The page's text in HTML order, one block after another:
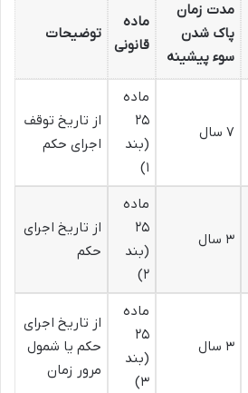
مدت زمان
پاک شدن
سوء پیشینه
ماده
قانونی
توضیحات
۷ سال
ماده
۲۵
(بند
۱)
از تاریخ توقف
اجرای حکم
۳ سال
ماده
۲۵
(بند
۲)
از تاریخ اجرای
حکم
۳ سال
ماده
۲۵
(بند
۳)
از تاریخ اجرای
حکم یا شمول
مرور زمان